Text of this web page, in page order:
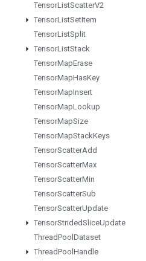
TensorListScatterV2
TensorListSetItem
TensorListSplit
TensorListStack
TensorMapErase
TensorMapHasKey
TensorMapInsert
TensorMapLookup
TensorMapSize
TensorMapStackKeys
TensorScatterAdd
TensorScatterMax
TensorScatterMin
TensorScatterSub
TensorScatterUpdate
TensorStridedSliceUpdate
ThreadPool Dataset
ThreadPool Handle